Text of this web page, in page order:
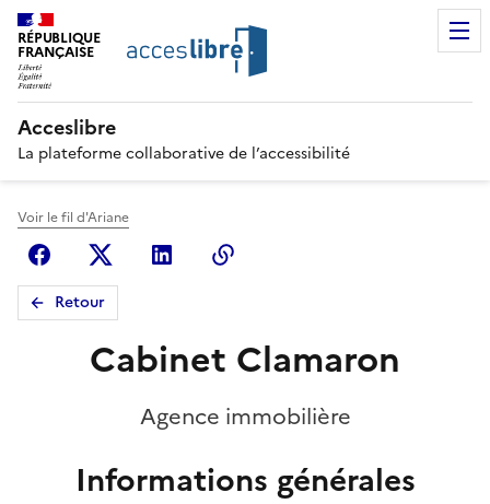
RÉPUBLIQUE
FRANÇAISE
Acceslibre
La plateforme collaborative de l’accessibilité
Voir le fil d'Ariane
FacebookX (anciennement Twitter)
Linkedin
Retour
Cabinet Clamaron
Agence immobilière
Informations générales